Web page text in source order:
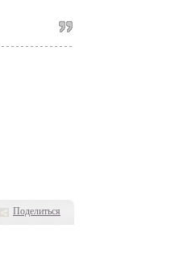
Поделиться